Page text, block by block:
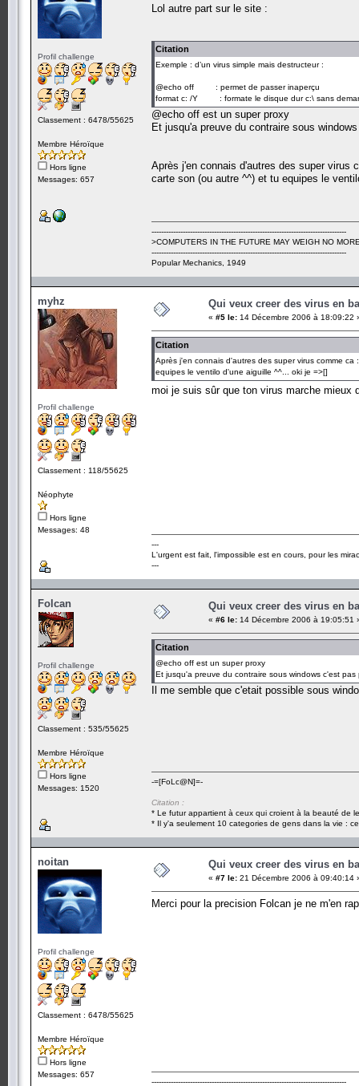
Profil challenge
Classement : 6478/55625
Membre Héroïque
Hors ligne
Messages: 657
Lol autre part sur le site :
Citation
Exemple : d’un virus simple mais destructeur :
@echo off : permet de passer inaperçu
format c: /Y : formate le disque dur c:\ sans
@echo off est un super proxy
Et jusqu'a preuve du contraire sous
Après j'en connais d'autres des super virus
carte son (ou autre ^^) et tu equipes le
---------------------------------------------------------------------------------
>COMPUTERS IN THE FUTURE MAY WEIGH NO
---------------------------------------------------------------------------------
Popular Mechanics, 1949
myhz
Profil challenge
Classement : 118/55625
Néophyte
Hors ligne
Messages: 48
Qui veux creer des virus en
« #5 le: 14 Décembre 2006 à 18:09:22
Citation
Après j'en connais d'autres des super virus comme
equipes le ventilo d'une aiguille ^^... oki je =>[]
moi je suis sûr que ton virus marche mieux
---
L'urgent est fait, l'impossible est en cours, pour les
---
Folcan
Profil challenge
Classement : 535/55625
Membre Héroïque
Hors ligne
Messages: 1520
Qui veux creer des virus en
« #6 le: 14 Décembre 2006 à 19:05:51
Citation
@echo off est un super proxy
Et jusqu'a preuve du contraire sous windows c'est
Il me semble que c'etait possible sous
-=[FoLc@N]=-
Citation :
* Le futur appartient à ceux qui croient à la beauté de
* Il y'a seulement 10 categories de gens dans la vie :
noitan
Profil challenge
Classement : 6478/55625
Membre Héroïque
Hors ligne
Messages: 657
Qui veux creer des virus en
« #7 le: 21 Décembre 2006 à 09:40:14
Merci pour la precision Folcan je ne m'en
---------------------------------------------------------------------------------